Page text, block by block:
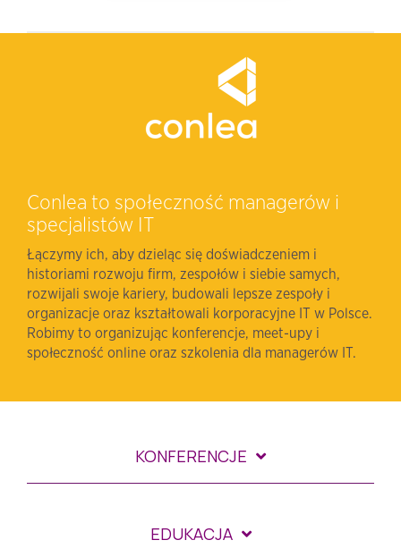
Conlea to społeczność managerów i
specjalistów IT
Łączymy ich, aby dzieląc się doświadczeniem i
historiami rozwoju firm, zespołów i siebie samych,
rozwijali swoje kariery, budowali lepsze zespoły i
organizacje oraz kształtowali korporacyjne IT w Polsce.
Robimy to organizując konferencje, meet-upy i
społeczność online oraz szkolenia dla managerów IT.
KONFERENCJE
EDUKACJA